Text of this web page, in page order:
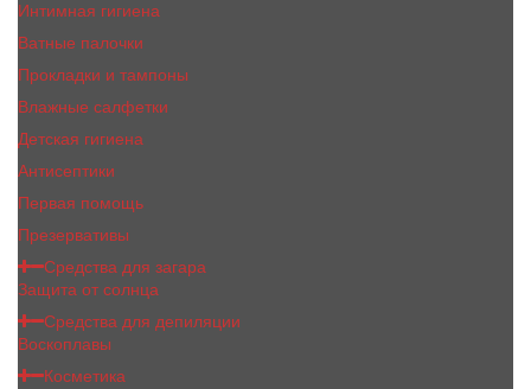
Интимная гигиена
Ватные палочки
Прокладки и тампоны
Влажные салфетки
Детская гигиена
Антисептики
Первая помощь
Презервативы
Средства для загара
Защита от солнца
Средства для депиляции
Воскоплавы
Косметика